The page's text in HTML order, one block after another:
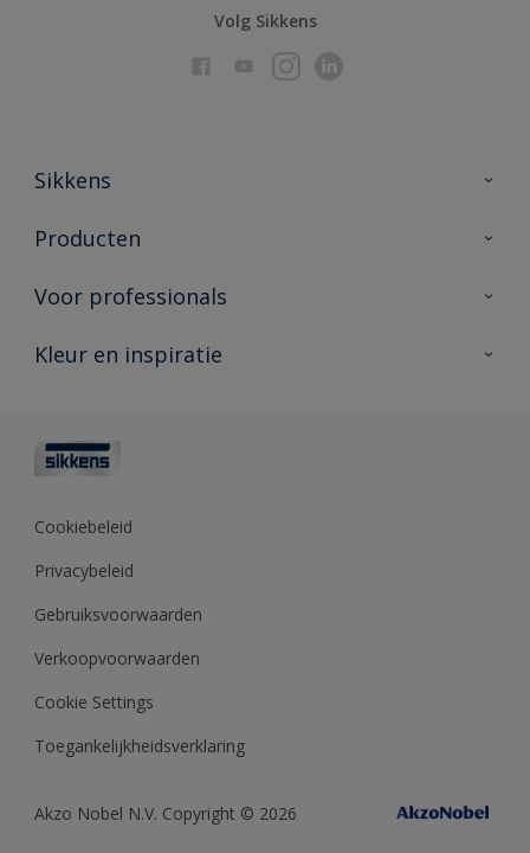
Volg Sikkens
Sikkens
Over Sikkens
Duurzaamheid
Producten
Producten voor binnen
Vind je verkooppunt
Voor professionals
Advies & service
Polyfilla Pro
Sikkens Center
Kleur en inspiratie
Kleurcollecties
Kennisbank
Cookiebeleid
Privacybeleid
Gebruiksvoorwaarden
Verkoopvoorwaarden
Cookie Settings
Toegankelijkheidsverklaring
Akzo Nobel N.V. Copyright © 2026